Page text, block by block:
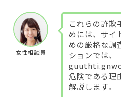
女性相談員
これらの詐欺
めには、サイ
めの厳格な調
ションでは、
危険である理
解説します。